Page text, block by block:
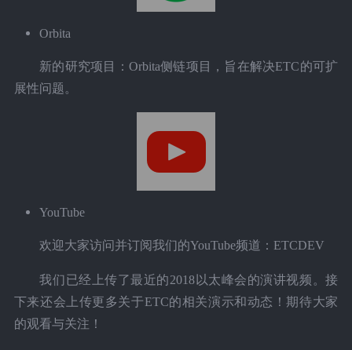
Orbita
新的研究项目：Orbita侧链项目，旨在解决ETC的可扩
展性问题。
YouTube
欢迎大家访问并订阅我们的YouTube频道：ETCDEV
我们已经上传了最近的2018以太峰会的演讲视频。接
下来还会上传更多关于ETC的相关演示和动态！期待大家
的观看与关注！